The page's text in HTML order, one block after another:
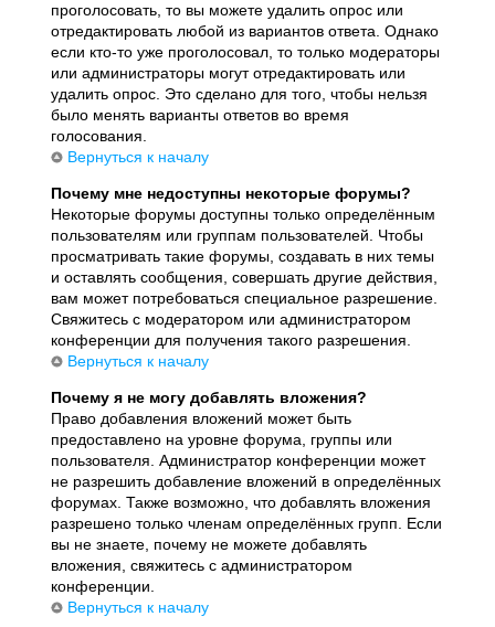
проголосовать, то вы можете удалить опрос или
отредактировать любой из вариантов ответа. Однако
если кто-то уже проголосовал, то только модераторы
или администраторы могут отредактировать или
удалить опрос. Это сделано для того, чтобы нельзя
было менять варианты ответов во время
голосования.
Вернуться к началу
Почему мне недоступны некоторые форумы?
Некоторые форумы доступны только определённым
пользователям или группам пользователей. Чтобы
просматривать такие форумы, создавать в них темы
и оставлять сообщения, совершать другие действия,
вам может потребоваться специальное разрешение.
Свяжитесь с модератором или администратором
конференции для получения такого разрешения.
Вернуться к началу
Почему я не могу добавлять вложения?
Право добавления вложений может быть
предоставлено на уровне форума, группы или
пользователя. Администратор конференции может
не разрешить добавление вложений в определённых
форумах. Также возможно, что добавлять вложения
разрешено только членам определённых групп. Если
вы не знаете, почему не можете добавлять
вложения, свяжитесь с администратором
конференции.
Вернуться к началу